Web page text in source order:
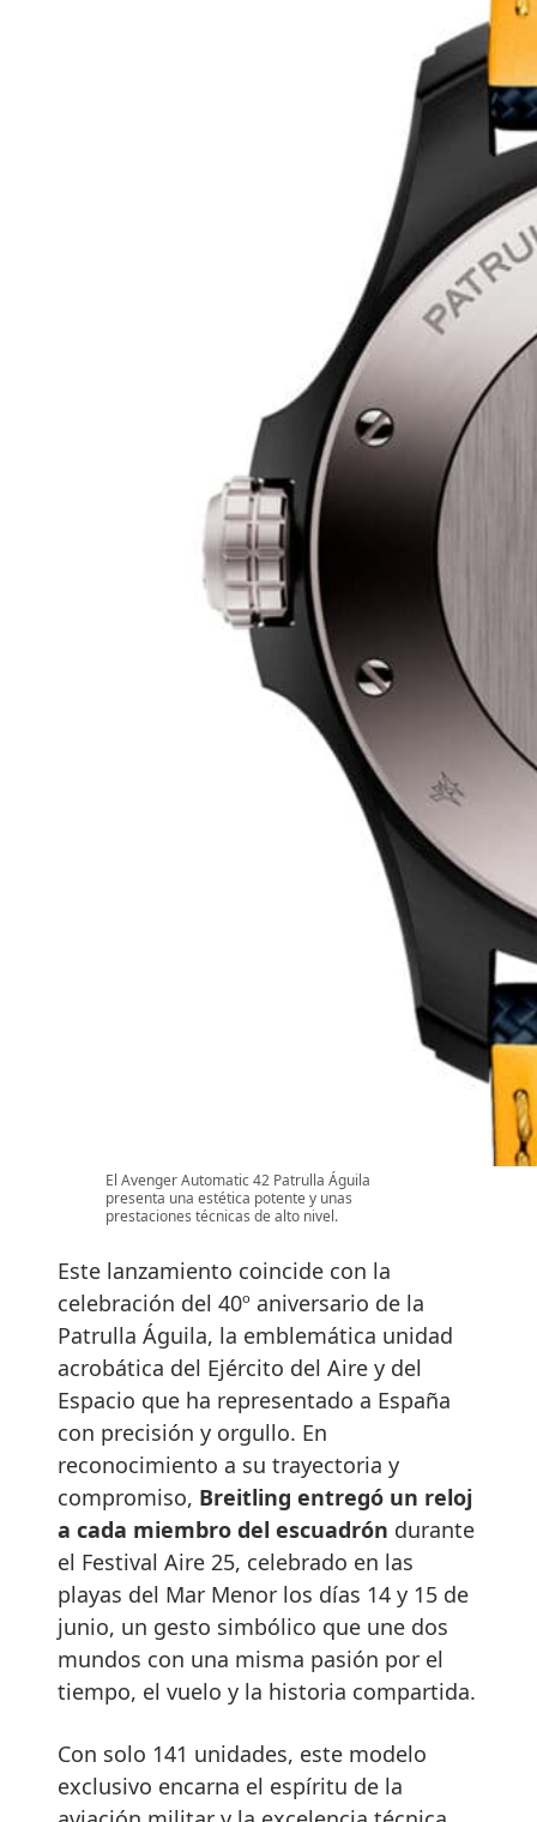
El Avenger Automatic 42 Patrulla Águila
presenta una estética potente y unas
prestaciones técnicas de alto nivel.
Este lanzamiento coincide con la
celebración del 40º aniversario de la
Patrulla Águila, la emblemática unidad
acrobática del Ejército del Aire y del
Espacio que ha representado a España
con precisión y orgullo. En
reconocimiento a su trayectoria y
compromiso, Breitling entregó un reloj
a cada miembro del escuadrón durante
el Festival Aire 25, celebrado en las
playas del Mar Menor los días 14 y 15 de
junio, un gesto simbólico que une dos
mundos con una misma pasión por el
tiempo, el vuelo y la historia compartida.
Con solo 141 unidades, este modelo
exclusivo encarna el espíritu de la